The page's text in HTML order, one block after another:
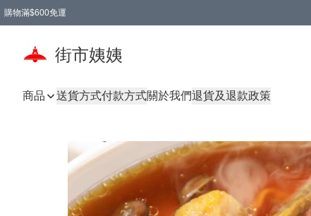
購物滿$600免運
街市姨姨
商品 送貨方式付款方式關於我們退貨及退款政策